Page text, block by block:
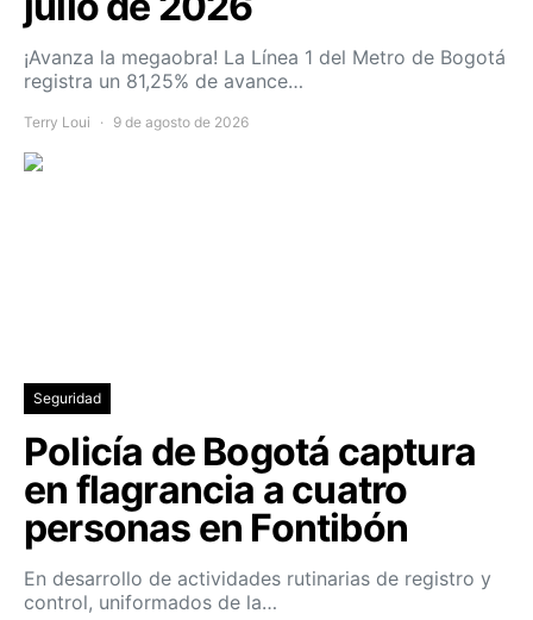
¡Avanza la megaobra! La Línea 1 del Metro de Bogotá
registra un 81,25% de avance…
Terry Loui 9 de agosto de 2026
Seguridad
Policía de Bogotá captura
en flagrancia a cuatro
personas en Fontibón
En desarrollo de actividades rutinarias de registro y
control, uniformados de la…